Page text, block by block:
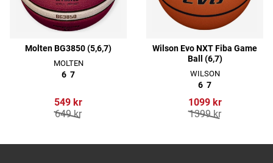
Molten BG3850 (5,6,7)
MOLTEN
6 7
549 kr
649 kr
Wilson Evo NXT Fiba Game
Ball (6,7)
WILSON
6 7
1099 kr
1399 kr